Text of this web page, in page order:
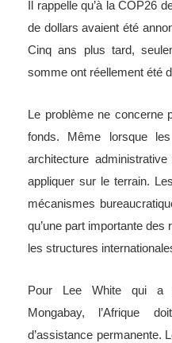
Il rappelle qu’à la COP26
de dollars avaient été
Cinq ans plus tard,
somme ont réellement été
Le problème ne concerne
fonds. Même lorsque
architecture
appliquer sur le terrain.
mécanismes
qu’une part importante
les structures
Pour Lee White qui a
Mongabay, l’Afrique
d’assistance permanente.